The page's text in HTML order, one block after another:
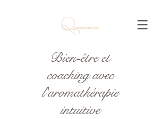
Bien-être et
coaching avec
l'aromathérapie
intuitive